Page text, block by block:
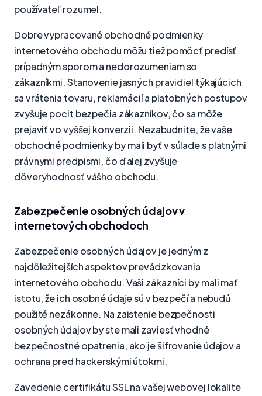
používateľ rozumel.
Dobre vypracované obchodné podmienky
internetového obchodu môžu tiež pomôcť predísť
prípadným sporom a nedorozumeniam so
zákazníkmi. Stanovenie jasných pravidiel týkajúcich
sa vrátenia tovaru, reklamácií a platobných postupov
zvyšuje pocit bezpečia zákazníkov, čo sa môže
prejaviť vo vyššej konverzii. Nezabudnite, že vaše
obchodné podmienky by mali byť v súlade s platnými
právnymi predpismi, čo ďalej zvyšuje
dôveryhodnosť vášho obchodu.
Zabezpečenie osobných údajov v
internetových obchodoch
Zabezpečenie osobných údajov je jedným z
najdôležitejších aspektov prevádzkovania
internetového obchodu. Vaši zákazníci by mali mať
istotu, že ich osobné údaje sú v bezpečí a nebudú
použité nezákonne. Na zaistenie bezpečnosti
osobných údajov by ste mali zaviesť vhodné
bezpečnostné opatrenia, ako je šifrovanie údajov a
ochrana pred hackerskými útokmi.
Zavedenie certifikátu SSL na vašej webovej lokalite